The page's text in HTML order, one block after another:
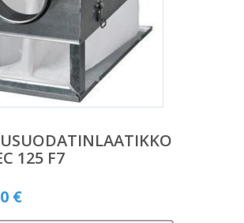
125 F7
€